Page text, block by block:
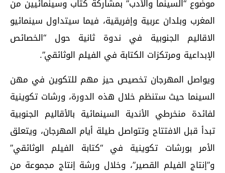
موضوع “السينما والأدب” بمشاركة كتاب وسينمائيين من
المغرب وبلدان عربية وإفريقية، فيما سيتداول سينمائيو
الاقاليم الجنوبية في ندوة ثانية حول “الخصائص
الإبداعية ومرتكزات الكتابة في الفيلم الوثائقي”.
ويواصل المهرجان تخصيص حيز مهم للتكوين في مهن
السينما حيث ستنظم خلال هذه الدورة، ورشات تكوينية
لفائدة منخرطي الأندية السينمائية بالأقاليم الجنوبية
تبدأ قبل الافتتاح وتتواصل طيلة أيام المهرجان، ويتعلق
الأمر بورشات تكوينية في “كتابة الفيلم الوثائقي”
و”إنتاج الفيلم القصير”، وخلال ورشة إنتاج مجموعة من